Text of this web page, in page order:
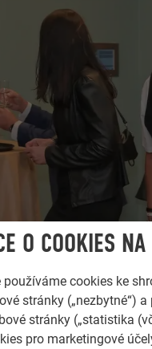
O COOKIES
používáme cookies ke
stránky („nezbytné“)
stránky („statistika
pro marketingové